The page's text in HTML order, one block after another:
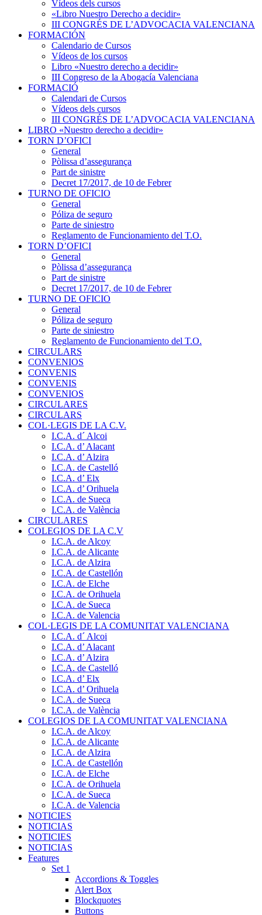
Vídeos dels cursos
«Libro Nuestro Derecho a decidir»
III CONGRÉS DE L’ADVOCACIA VALENCIANA
FORMACIÓN
Calendario de Cursos
Vídeos de los cursos
Libro «Nuestro derecho a decidir»
III Congreso de la Abogacía Valenciana
FORMACIÓ
Calendari de Cursos
Vídeos dels cursos
III CONGRÉS DE L’ADVOCACIA VALENCIANA
LIBRO «Nuestro derecho a decidir»
TORN D’OFICI
General
Pòlissa d’assegurança
Part de sinistre
Decret 17/2017, de 10 de Febrer
TURNO DE OFICIO
General
Póliza de seguro
Parte de siniestro
Reglamento de Funcionamiento del T.O.
TORN D’OFICI
General
Pòlissa d’assegurança
Part de sinistre
Decret 17/2017, de 10 de Febrer
TURNO DE OFICIO
General
Póliza de seguro
Parte de siniestro
Reglamento de Funcionamiento del T.O.
CIRCULARS
CONVENIOS
CONVENIS
CONVENIS
CONVENIOS
CIRCULARES
CIRCULARS
COL·LEGIS DE LA C.V.
I.C.A. d´ Alcoi
I.C.A. d’ Alacant
I.C.A. d’ Alzira
I.C.A. de Castelló
I.C.A. d’ Elx
I.C.A. d’ Orihuela
I.C.A. de Sueca
I.C.A. de València
CIRCULARES
COLEGIOS DE LA C.V
I.C.A. de Alcoy
I.C.A. de Alicante
I.C.A. de Alzira
I.C.A. de Castellón
I.C.A. de Elche
I.C.A. de Orihuela
I.C.A. de Sueca
I.C.A. de Valencia
COL·LEGIS DE LA COMUNITAT VALENCIANA
I.C.A. d´ Alcoi
I.C.A. d’ Alacant
I.C.A. d’ Alzira
I.C.A. de Castelló
I.C.A. d’ Elx
I.C.A. d’ Orihuela
I.C.A. de Sueca
I.C.A. de València
COLEGIOS DE LA COMUNITAT VALENCIANA
I.C.A. de Alcoy
I.C.A. de Alicante
I.C.A. de Alzira
I.C.A. de Castellón
I.C.A. de Elche
I.C.A. de Orihuela
I.C.A. de Sueca
I.C.A. de Valencia
NOTICIES
NOTICIAS
NOTICIES
NOTICIAS
Features
Set 1
Accordions & Toggles
Alert Box
Blockquotes
Buttons